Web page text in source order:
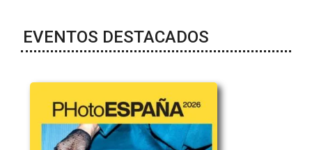
EVENTOS DESTACADOS